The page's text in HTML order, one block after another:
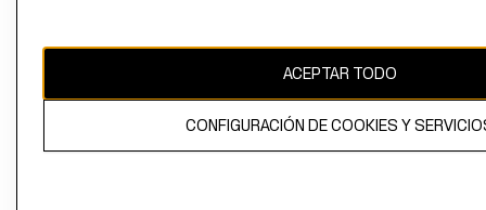
El contenido de esta página web está protegido por copyright y es
propiedad de H&M Hennes & Mauritz AB
ACEPTAR TODO
CONFIGURACIÓN DE COOKIES Y